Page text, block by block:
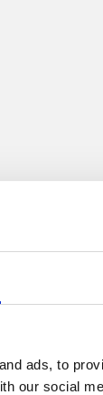
ads, to
our social
vores